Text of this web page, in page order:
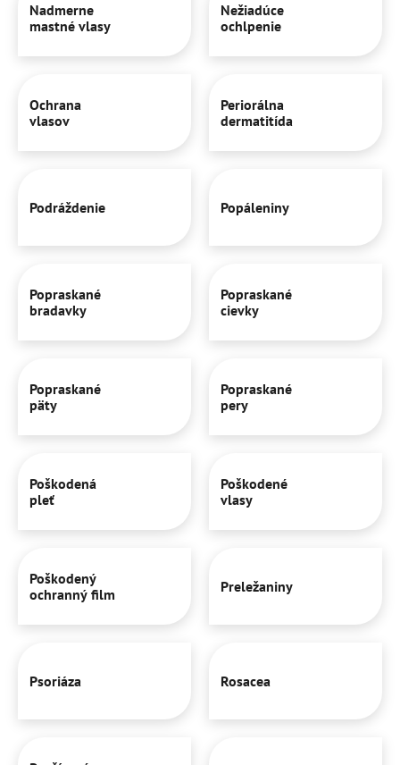
Nadmerne
mastné vlasy
Nežiadúce
ochlpenie
Ochrana
vlasov
Periorálna
dermatitída
Podráždenie Popáleniny
Popraskané
bradavky
Popraskané
cievky
Popraskané
päty
Popraskané
pery
Poškodená
pleť
Poškodené
vlasy
Poškodený
ochranný film
Preležaniny
Psoriáza Rosacea